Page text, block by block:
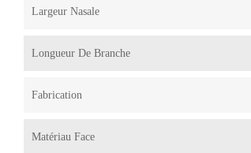
Largeur Nasale
Longueur De Branche
Fabrication
Matériau Face